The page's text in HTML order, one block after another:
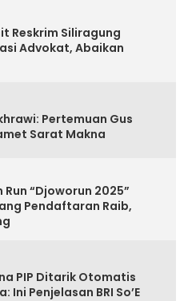
Reskrim Siliragung
Advokat, Abaikan
Pertemuan Gus
Sarat Makna
“Djoworun 2025”
Pendaftaran Raib,
PIP Ditarik Otomatis
Ini Penjelasan BRI So’E